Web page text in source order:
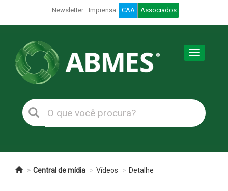
Newsletter Imprensa CAA Associados
Toggle
Central de mídia Vídeos Detalhe